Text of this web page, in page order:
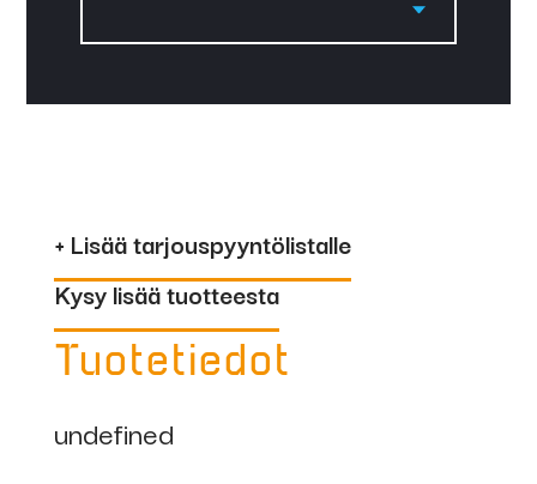
Tuotetiedot
undefined
+ Lisää tarjouspyyntölistalle
Kysy lisää tuotteesta